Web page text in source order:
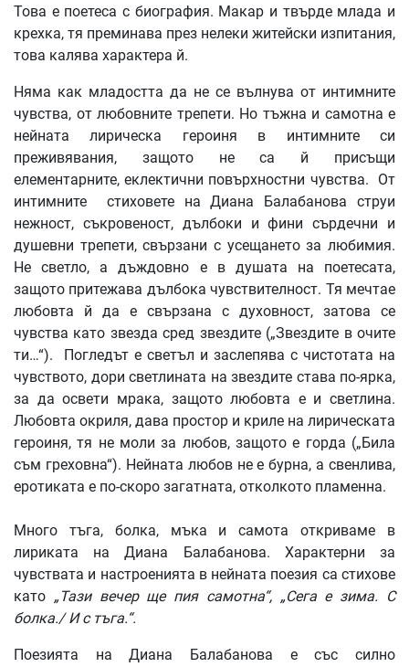
Това е поетеса с биография. Макар и твърде млада и
крехка, тя преминава през нелеки житейски изпитания,
това калява характера й.
Няма как младостта да не се вълнува от интимните
чувства, от любовните трепети. Но тъжна и самотна е
нейната лирическа героиня в интимните си
преживявания, защото не са й присъщи
елементарните, еклектични повърхностни чувства. От
интимните стиховете на Диана Балабанова струи
нежност, съкровеност, дълбоки и фини сърдечни и
душевни трепети, свързани с усещането за любимия.
Не светло, а дъждовно е в душата на поетесата,
защото притежава дълбока чувствителност. Тя мечтае
любовта й да е свързана с духовност, затова се
чувства като звезда сред звездите („Звездите в очите
ти…“). Погледът е светъл и заслепява с чистотата на
чувството, дори светлината на звездите става по-ярка,
за да освети мрака, защото любовта е и светлина.
Любовта окриля, дава простор и криле на лирическата
героиня, тя не моли за любов, защото е горда („Била
съм греховна“). Нейната любов не е бурна, а свенлива,
еротиката е по-скоро загатната, отколкото пламенна.
Много тъга, болка, мъка и самота откриваме в
лириката на Диана Балабанова. Характерни за
чувствата и настроенията в нейната поезия са стихове
като „Тази вечер ще пия самотна“, „Сега е зима. С
болка./ И с тъга.“.
Поезията на Диана Балабанова е със силно